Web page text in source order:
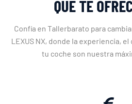
QUE TE
Confía en Tallerbarato para
LEXUS NX, donde la experiencia,
tu coche son nuestra